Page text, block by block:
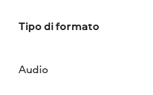
Tipo di formato
Audio